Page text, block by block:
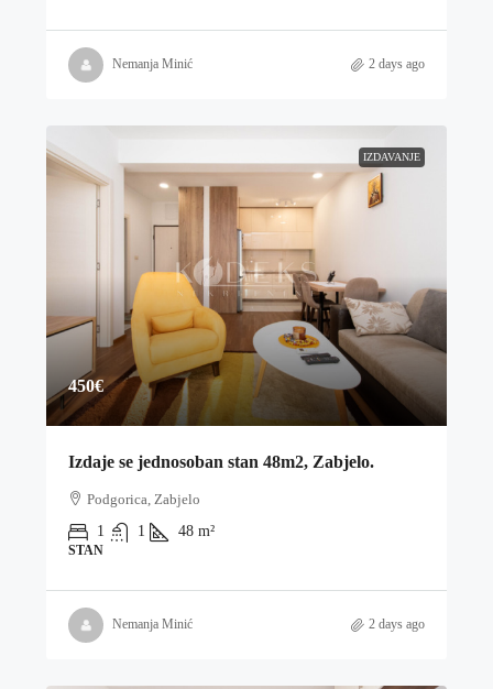
Nemanja Minić 2 days ago
IZDAVANJE
450€
Izdaje se jednosoban stan 48m2, Zabjelo.
Podgorica, Zabjelo
1
1 48 m²
STAN
Nemanja Minić 2 days ago